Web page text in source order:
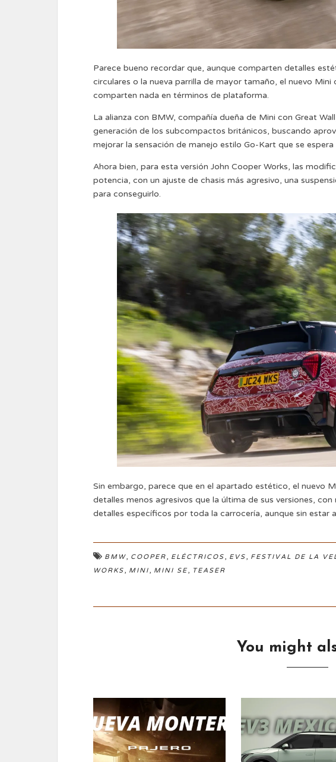
Parece bueno recordar que, aunque comparten detalles
circulares o la nueva parrilla de mayor tamaño, el nuevo
comparten nada en términos de plataforma.
La alianza con BMW, compañía dueña de Mini con Great
generación de los subcompactos británicos, buscando
mejorar la sensación de manejo estilo Go-Kart que se espera
Ahora bien, para esta versión John Cooper Works, las
potencia, con un ajuste de chasis más agresivo, una
para conseguirlo.
Sin embargo, parece que en el apartado estético, el nuevo
detalles menos agresivos que la última de sus versiones,
detalles específicos por toda la carrocería, aunque sin estar
BMW, COOPER, ELÉCTRICOS, EVS, FESTIVAL DE LA
WORKS, MINI, MINI SE, TEASER
You might